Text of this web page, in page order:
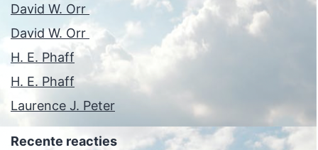
David W. Orr
David W. Orr
H. E. Phaff
H. E. Phaff
Laurence J. Peter
Recente reacties